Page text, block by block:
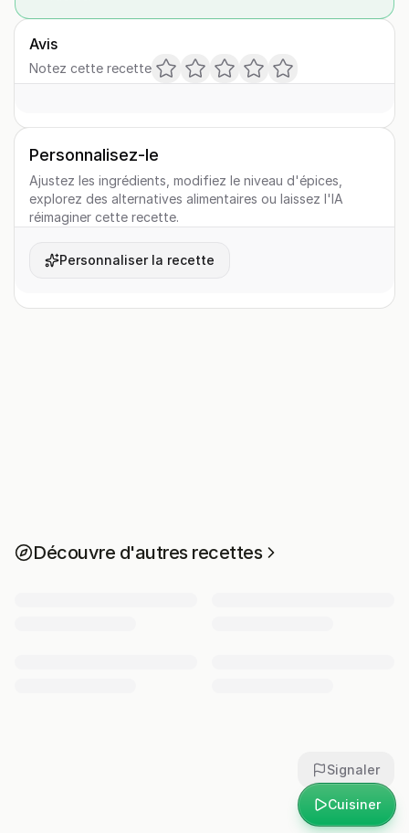
Cuisiner
Avis
Notez cette recette
Personnalisez-le
Ajustez les ingrédients, modifiez le niveau d'épices,
explorez des alternatives alimentaires ou laissez l'IA
réimaginer cette recette.
Personnaliser la recette
Découvre d'autres recettes
Signaler